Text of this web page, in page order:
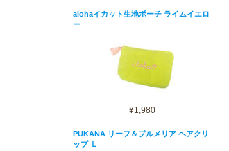
alohaイカット生地ポーチ ライムイエロ
ー
¥1,980
PUKANA リーフ＆プルメリア ヘアクリ
ップ Ｌ